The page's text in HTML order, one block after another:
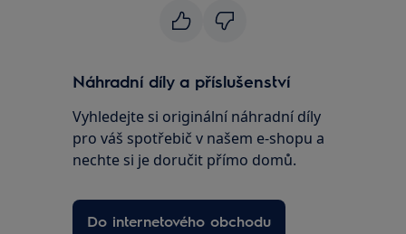
Náhradní díly a příslušenství
Vyhledejte si originální náhradní díly
pro váš spotřebič v našem e-shopu a
nechte si je doručit přímo domů.
Do internetového obchodu